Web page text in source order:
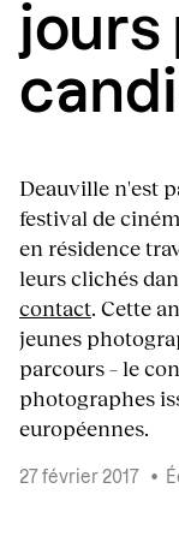
jours
Deauville n'est
festival de
en résidence
leurs clichés
contact. Cette
jeunes
parcours – le
photographes
européennes.
27 février 2017 •